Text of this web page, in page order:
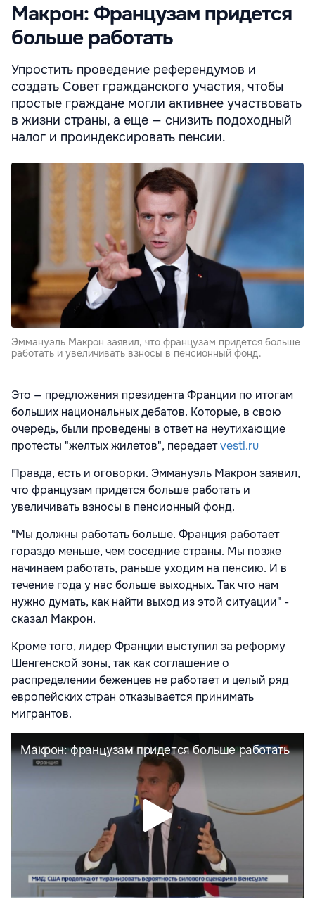
Макрон: Французам придется
больше работать
Упростить проведение референдумов и
создать Совет гражданского участия, чтобы
простые граждане могли активнее участвовать
в жизни страны, а еще — снизить подоходный
налог и проиндексировать пенсии.
Эммануэль Макрон заявил, что французам придется больше
работать и увеличивать взносы в пенсионный фонд.
Это — предложения президента Франции по итогам
больших национальных дебатов. Которые, в свою
очередь, были проведены в ответ на неутихающие
протесты "желтых жилетов", передаетvesti.ru
Правда, есть и оговорки. Эммануэль Макрон заявил,
что французам придется больше работать и
увеличивать взносы в пенсионный фонд.
"Мы должны работать больше. Франция работает
гораздо меньше, чем соседние страны. Мы позже
начинаем работать, раньше уходим на пенсию. И в
течение года у нас больше выходных. Так что нам
нужно думать, как найти выход из этой ситуации" -
сказал Макрон.
Кроме того, лидер Франции выступил за реформу
Шенгенской зоны, так как соглашение о
распределении беженцев не работает и целый ряд
европейских стран отказывается принимать
мигрантов.